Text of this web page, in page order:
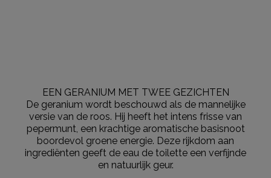
EEN GERANIUM MET TWEE GEZICHTEN
De geranium wordt beschouwd als de mannelijke
versie van de roos. Hij heeft het intens frisse van
pepermunt, een krachtige aromatische basisnoot
boordevol groene energie. Deze rijkdom aan
ingrediënten geeft de eau de toilette een ​​verfijnde
en natuurlijk geur.